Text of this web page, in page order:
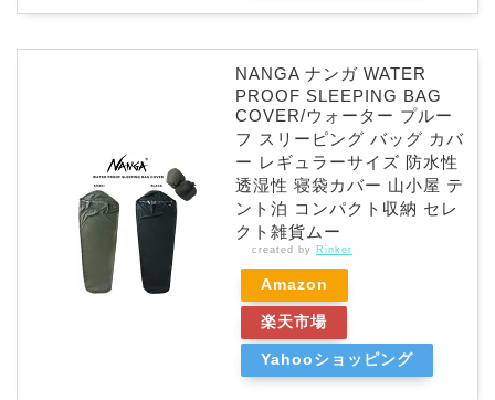
NANGA ナンガ WATER
PROOF SLEEPING BAG
COVER/ウォーター プルー
フ スリーピング バッグ カバ
ー レギュラーサイズ 防水性
透湿性 寝袋カバー 山小屋 テ
ント泊 コンパクト収納 セレ
クト雑貨ムー
created by Rinker
Amazon
楽天市場
Yahooショッピング